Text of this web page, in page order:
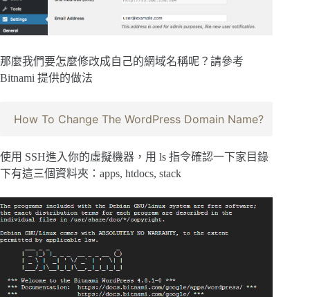
那麼我們要怎麼修改成自己的網域名稱呢？請參考
Bitnami 提供的做法
How To Change The WordPress Domain Name?
使用 SSH進入你的虛擬機器，用 ls 指令確認一下家目錄
下有這三個資料夾：apps, htdocs, stack